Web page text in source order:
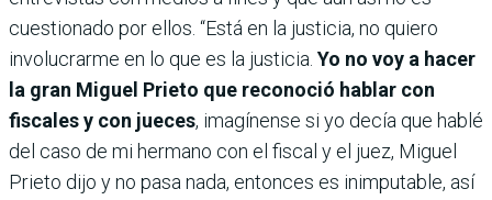
cuestionado por ellos. “Está en la justicia, no quiero
involucrarme en lo que es la justicia. Yo no voy a hacer
la gran Miguel Prieto que reconoció hablar con
fiscales y con jueces, imagínense si yo decía que hablé
del caso de mi hermano con el fiscal y el juez, Miguel
Prieto dijo y no pasa nada, entonces es inimputable, así